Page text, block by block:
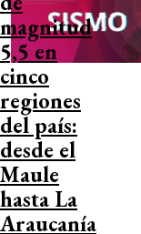
magnitud
5,5 en
cinco
regiones
del país:
desde el
Maule
hasta La
Araucanía